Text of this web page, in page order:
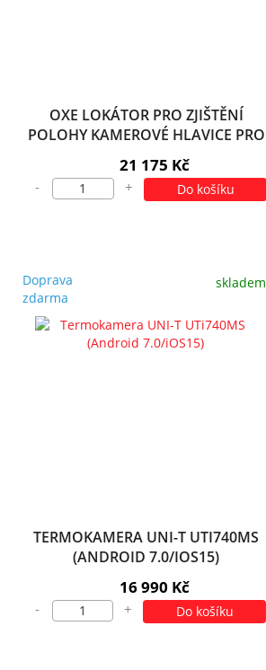
OXE LOKÁTOR PRO ZJIŠTĚNÍ
POLOHY KAMEROVÉ HLAVICE PRO
INSPEKČNÍ KAMERY OXE
21 175 Kč
- + Do košíku
Doprava
zdarma
skladem
TERMOKAMERA UNI-T UTI740MS
(ANDROID 7.0/IOS15)
16 990 Kč
- + Do košíku